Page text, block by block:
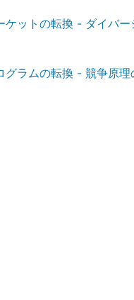
ケットの転換 - ダイバー
グラムの転換 - 競争原理